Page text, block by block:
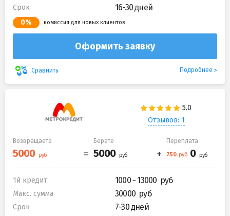
Срок 16-30 дней
0% комиссия для новых клиентов
Оформить заявку
Сравнить Подробнее
Отзывов: 1
Возвращаете Берете Переплата
1й кредит 1000 - 13000
Макс. сумма 30000
Срок 7-30 дней